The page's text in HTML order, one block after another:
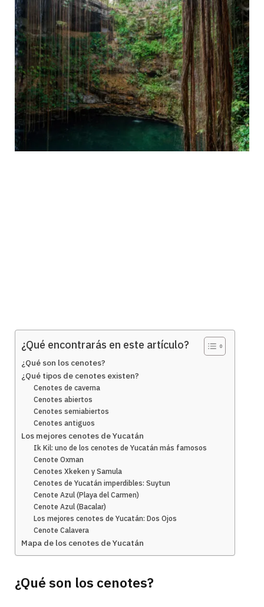
¿Qué encontrarás en este artículo?
¿Qué son los cenotes?
¿Qué tipos de cenotes existen?
Cenotes de caverna
Cenotes abiertos
Cenotes semiabiertos
Cenotes antiguos
Los mejores cenotes de Yucatán
Ik Kil: uno de los cenotes de Yucatán más famosos
Cenote Oxman
Cenotes Xkeken y Samula
Cenotes de Yucatán imperdibles: Suytun
Cenote Azul (Playa del Carmen)
Cenote Azul (Bacalar)
Los mejores cenotes de Yucatán: Dos Ojos
Cenote Calavera
Mapa de los cenotes de Yucatán
¿Qué son los cenotes?